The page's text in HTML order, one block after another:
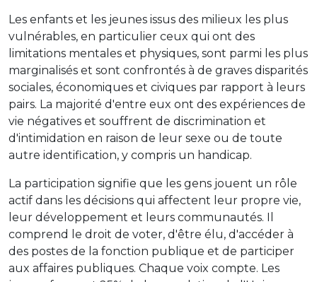
Les enfants et les jeunes issus des milieux les plus
vulnérables, en particulier ceux qui ont des
limitations mentales et physiques, sont parmi les plus
marginalisés et sont confrontés à de graves disparités
sociales, économiques et civiques par rapport à leurs
pairs. La majorité d'entre eux ont des expériences de
vie négatives et souffrent de discrimination et
d'intimidation en raison de leur sexe ou de toute
autre identification, y compris un handicap.
La participation signifie que les gens jouent un rôle
actif dans les décisions qui affectent leur propre vie,
leur développement et leurs communautés. Il
comprend le droit de voter, d'être élu, d'accéder à
des postes de la fonction publique et de participer
aux affaires publiques. Chaque voix compte. Les